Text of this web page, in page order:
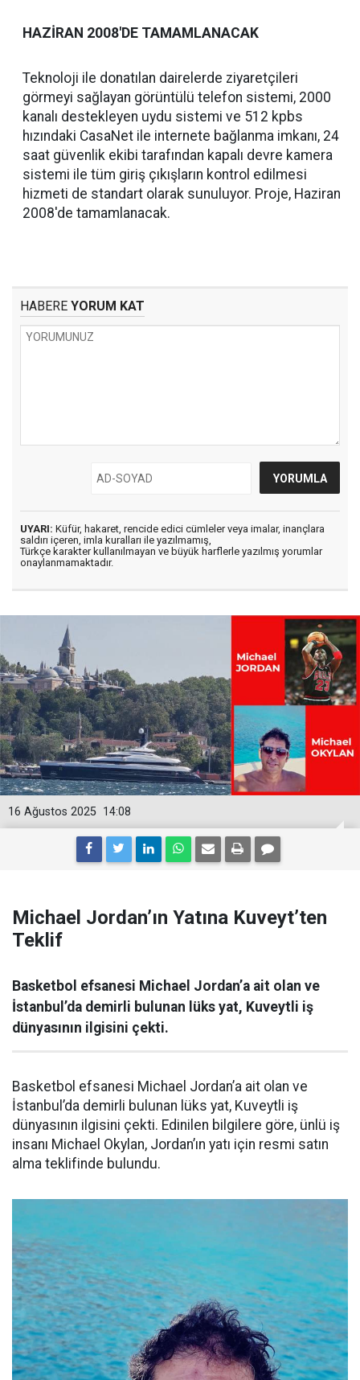
HAZİRAN 2008'DE TAMAMLANACAK
Teknoloji ile donatılan dairelerde ziyaretçileri
görmeyi sağlayan görüntülü telefon sistemi, 2000
kanalı destekleyen uydu sistemi ve 512 kpbs
hızındaki CasaNet ile internete bağlanma imkanı, 24
saat güvenlik ekibi tarafından kapalı devre kamera
sistemi ile tüm giriş çıkışların kontrol edilmesi
hizmeti de standart olarak sunuluyor. Proje, Haziran
2008'de tamamlanacak.
HABERE YORUM KAT
UYARI: Küfür, hakaret, rencide edici cümleler veya imalar, inançlara
saldırı içeren, imla kuralları ile yazılmamış,
Türkçe karakter kullanılmayan ve büyük harflerle yazılmış yorumlar
onaylanmamaktadır.
14:08
16 Ağustos 2025
Michael Jordan’ın Yatına Kuveyt’ten
Teklif
Basketbol efsanesi Michael Jordan’a ait olan ve
İstanbul’da demirli bulunan lüks yat, Kuveytli iş
dünyasının ilgisini çekti.
Basketbol efsanesi Michael Jordan’a ait olan ve
İstanbul’da demirli bulunan lüks yat, Kuveytli iş
dünyasının ilgisini çekti. Edinilen bilgilere göre, ünlü iş
insanı Michael Okylan, Jordan’ın yatı için resmi satın
alma teklifinde bulundu.